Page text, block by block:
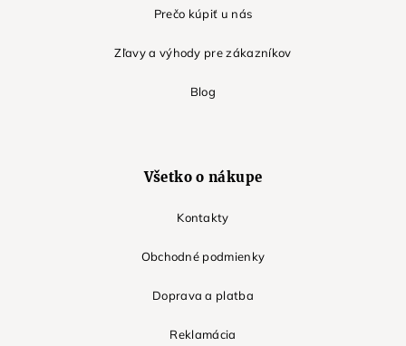
Prečo kúpiť u nás
Zľavy a výhody pre zákazníkov
Blog
Všetko o nákupe
Kontakty
Obchodné podmienky
Doprava a platba
Reklamácia